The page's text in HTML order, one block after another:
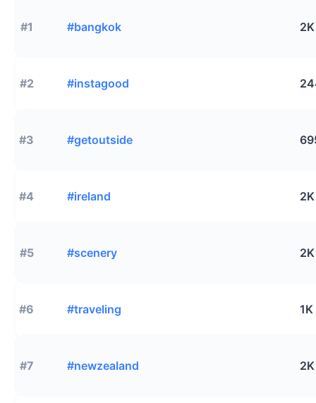
#1 #bangkok 2K
#2 #instagood
#3 #getoutside
#4 #ireland 2K
#5 #scenery 2K
#6 #traveling 1K
#7 #newzealand 2K